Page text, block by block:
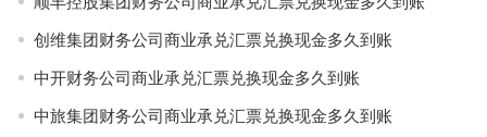
创维集团财务公司商业承兑汇票兑换现金多久到账
中开财务公司商业承兑汇票兑换现金多久到账
中旅集团财务公司商业承兑汇票兑换现金多久到账